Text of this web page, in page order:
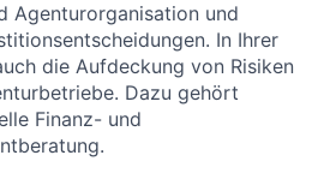
Agenturorganisation und
In Ihrer
die Aufdeckung von Risiken
Dazu gehört
Finanz- und